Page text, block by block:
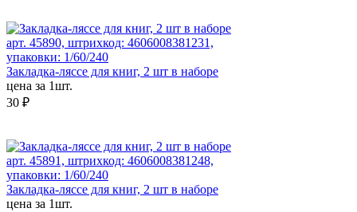
арт. 45890, штрихкод: 4606008381231,
упаковки: 1/60/240
Закладка-ляссе для книг, 2 шт в наборе
цена за 1шт.
30 ₽
арт. 45891, штрихкод: 4606008381248,
упаковки: 1/60/240
Закладка-ляссе для книг, 2 шт в наборе
цена за 1шт.